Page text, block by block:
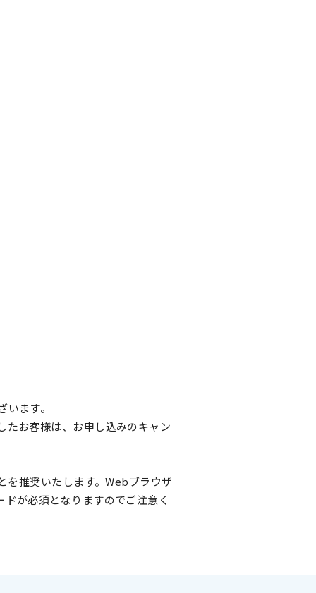
います。
たお客様は、お申し込みのキャン
を推奨いたします。Webブラウザ
が必須となりますのでご注意く